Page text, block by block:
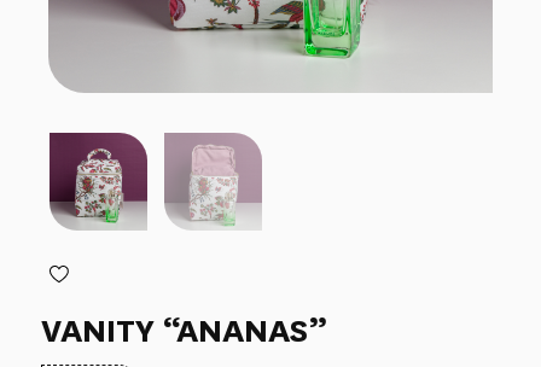
VANITY “ANANAS”